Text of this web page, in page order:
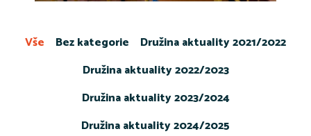
Bez kategorie
Družina aktuality 2021/2022
Družina aktuality 2022/2023
Družina aktuality 2023/2024
Družina aktuality 2024/2025
Vše